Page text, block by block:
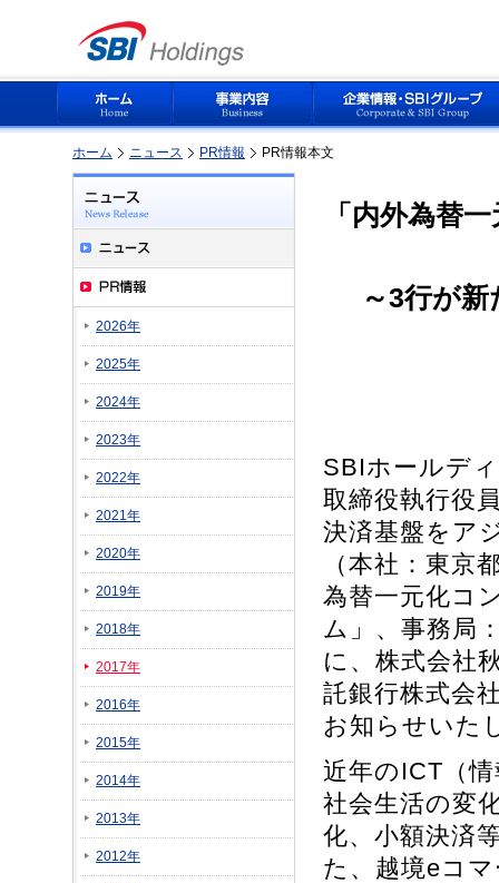
ホーム ニュース PR情報 PR情報本文
「内外為替
～3行が
SBIホールデ
取締役執行役
決済基盤をア
（本社：東京
為替一元化コ
ム」、事務局
に、株式会社
託銀行株式会
お知らせいた
近年のICT（
社会生活の変
化、小額決済
た、越境eコ
2026年
2025年
2024年
2023年
2022年
2021年
2020年
2019年
2018年
2017年
2016年
2015年
2014年
2013年
2012年